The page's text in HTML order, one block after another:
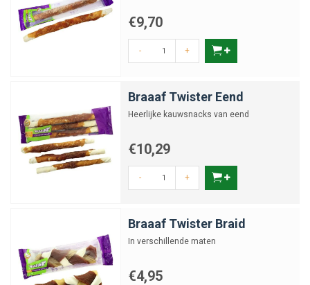
€9,70
- +
Braaaf Twister Eend
Heerlijke kauwsnacks van eend
€10,29
- +
Braaaf Twister Braid
In verschillende maten
€4,95